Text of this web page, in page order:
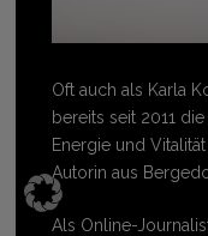
Oft auch als Karla
bereits seit 2011
Energie und
Autorin aus
Als Online-